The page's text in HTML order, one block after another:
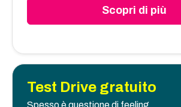
Scopri di più
Test Drive gratuito